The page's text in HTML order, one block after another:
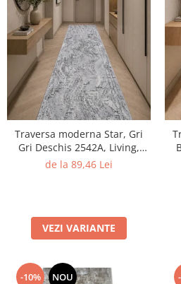
Traversa moderna Star, Gri
Gri Deschis 2542A, Living,
Dormitor, Hol, 100 x 200 cm
de la 89,46 Lei
VEZI VARIANTE
-10% NOU